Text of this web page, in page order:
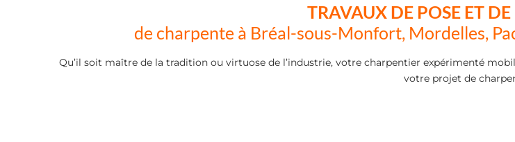
TRAVAUX DE POSE ET
de charpente à Bréal-sous-Monfort, Mordelles,
Qu’il soit maître de la tradition ou virtuose de l’industrie, votre charpentier expérimenté
votre projet de